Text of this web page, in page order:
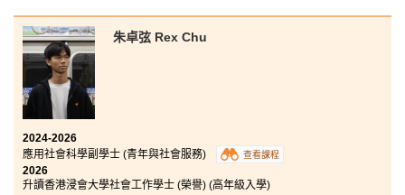
燈
片
朱卓弦 Rex Chu
2024-2026
應用社會科學副學士 (青年與社會服務)
查看課程
2026
升讀香港浸會大學社會工作學士 (榮譽) (高年級入學)